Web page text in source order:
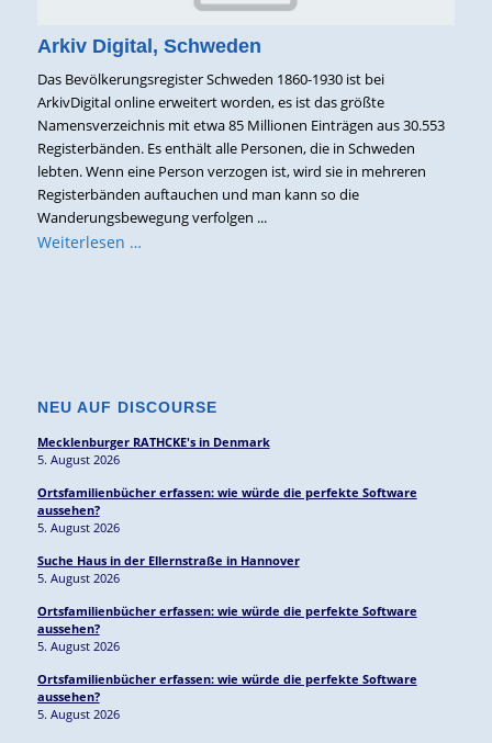
Arkiv Digital, Schweden
Das Bevölkerungsregister Schweden 1860-1930 ist bei
ArkivDigital online erweitert worden, es ist das größte
Namensverzeichnis mit etwa 85 Millionen Einträgen aus 30.553
Registerbänden. Es enthält alle Personen, die in Schweden
lebten. Wenn eine Person verzogen ist, wird sie in mehreren
Registerbänden auftauchen und man kann so die
Wanderungsbewegung verfolgen ...
Weiterlesen …
NEU AUF DISCOURSE
Mecklenburger RATHCKE's in Denmark
5. August 2026
Ortsfamilienbücher erfassen: wie würde die perfekte Software
aussehen?
5. August 2026
Suche Haus in der Ellernstraße in Hannover
5. August 2026
Ortsfamilienbücher erfassen: wie würde die perfekte Software
aussehen?
5. August 2026
Ortsfamilienbücher erfassen: wie würde die perfekte Software
aussehen?
5. August 2026